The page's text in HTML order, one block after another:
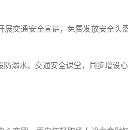
交通安全宣讲， 免费发放安全头
防溺水、交通安全课堂，同步增设